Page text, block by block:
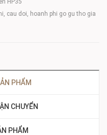
HP35
cau doi, hoanh phi go gu tho gia
PHẨM
CHUYỂN
PHẨM